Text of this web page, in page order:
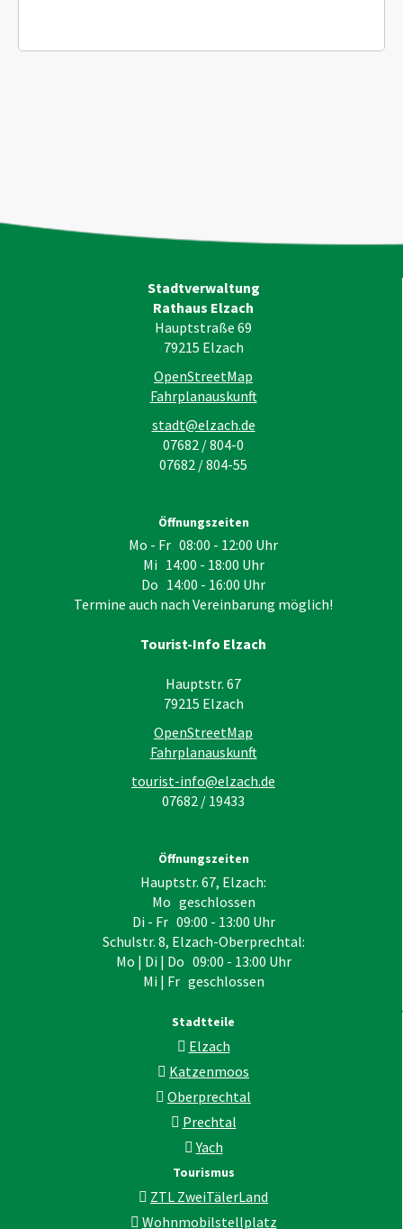
Stadtverwaltung
Rathaus Elzach
Hauptstraße 69
79215 Elzach
OpenStreetMap
Fahrplanauskunft
stadt@elzach.de
07682 / 804-0
07682 / 804-55
Öffnungszeiten
Mo - Fr 08:00 - 12:00 Uhr
Mi 14:00 - 18:00 Uhr
Do 14:00 - 16:00 Uhr
Termine auch nach Vereinbarung möglich!
Tourist-Info Elzach
Hauptstr. 67
79215 Elzach
OpenStreetMap
Fahrplanauskunft
tourist-info@elzach.de
07682 / 19433
Öffnungszeiten
Hauptstr. 67, Elzach:
Mo geschlossen
Di - Fr 09:00 - 13:00 Uhr
Schulstr. 8, Elzach-Oberprechtal:
Mo | Di | Do 09:00 - 13:00 Uhr
Mi | Fr geschlossen
Stadtteile
Elzach
Katzenmoos
Oberprechtal
Prechtal
Yach
Tourismus
ZTL ZweiTälerLand
Wohnmobilstellplatz